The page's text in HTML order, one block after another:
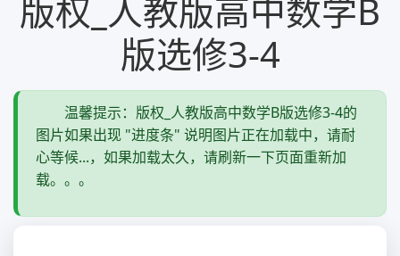
版权_人教版高中数学B
版选修3-4
温馨提示：版权_人教版高中数学B版选修3-4的
图片如果出现 "进度条" 说明图片正在加载中，请耐
心等候...，如果加载太久，请刷新一下页面重新加
载。。。